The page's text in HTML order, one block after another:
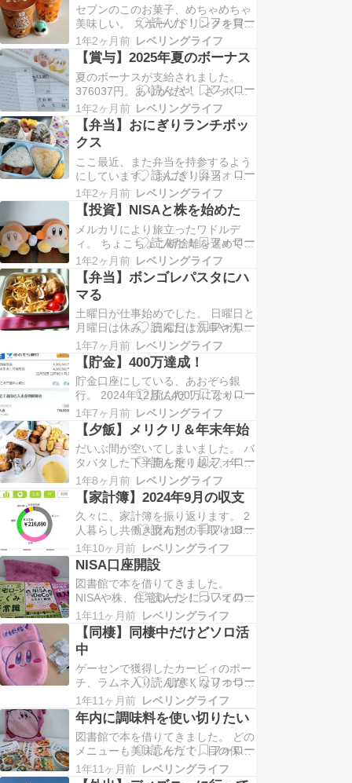
食べてリフレッシュしています。 さ
て。 6月に平屋を建てるぞ！と決意
してからおよそ一ヶ月が経ちまし
た。 土地の買付…
セブンのこのお菓子、めちゃめちゃ
美味しい。 スポーツドリンクを買う
ついでに手に取りがち。 梅雨はどこ
に行ってしまったんだろう。毎日暑
すぎて、クーラー解禁です。 さて。
最近とてもマイホーム欲がふつふつ
とわき上がっています。 もともと、
マイホームは欲しいけど、住宅ロー
ンや固定資産…
1年2ヶ月前 レベリングライフ
【賞与】2025年夏のボーナス
夏のボーナスが支給されました。
376037円。ありがたや。 ざっくり
と使い道を考えました。 250000円
を貯金。そのうち20万はあおぞら銀
行で現金貯金。5万はNISA口座に入
れて、オルカンを購入か株を買うか
したい。気持ち的には株かな。
30000円をふるさと納税。ふるさと
納…
1年2ヶ月前 レベリングライフ
【弁当】おにぎりランチボッ
クス
ここ最近、また弁当を持参するよう
にしています。 おにぎり弁当。 中
身は、昆布、ゆかり、鮭フレーク、
わかめごはん、おかか。 おかずは、
卵焼き、ウインナー、ミートボー
ル、冷凍からあげ、ブロッコリー、
かぼちゃ。 これらをメインに、試行
錯誤詰めています。 白いランチボッ
クスはダイソーで…
1年2ヶ月前 レベリングライフ
【投資】NISAと株を始めた
メルカリにより旅立ったワドルデ
ィ。 ちょこちょこ断捨離を進めてい
ます。 そして、ついに、開始。
2024年秋に松井証券にて証券口座を
開設。そして2025年2月に、毎月3
万の積みたて設定でオルカンを購
入。 そして、NISA枠で株式投資も
デビュー。3月にすかいらーくの株
を100株購…
1年2ヶ月前 レベリングライフ
【弁当】ボンゴレパスタにハ
マる
土曜日が仕事始めでした。 日曜日と
月曜日は休み。日曜日は洗車や洗濯
や掃除をしました。月曜日は断捨離
したい。 2025年一発目の弁当。 ボ
ンゴレパスタ、冷凍唐揚げ、ミニト
マト。 最近いつにも増して、貝ブー
ムです。 回転寿司で一番好きなネタ
はつぶ貝、好きな味噌汁はあさり、
貝づくしの…
1年7ヶ月前 レベリングライフ
【貯金】400万達成！
貯金口座にしている、あおぞら銀
行。 2024年12月に400万になりま
した！いえい。 2024年は家計管理
がおろそかになり、5月からほとん
ど弁当を持参せず買い食いに走り、
10月からは家計簿すらつけない始
末。仕事やら何やら忙しかった背景
はあれど、いろいろ放棄していまし
た。 貯金も…
1年7ヶ月前 レベリングライフ
【夕飯】メリクリ＆年末年始
だいぶ間が空いてしまいました。 バ
タバタした下半期を乗り越え、年末
年始の休暇中です。お疲れ自分。 ク
リスマスディナー。 スーパーのロー
ストチキン、バゲット各種、コーン
スープ、レンチンポテト。 ケーキは
年明け2月に彼氏の誕生日に食べれ
ばよし。 さて、今年目標にしていた
NISAです…
1年8ヶ月前 レベリングライフ
【家計簿】2024年9月の収支
久々に、家計簿を振り返ります。 2
人暮らし共働き財布別の手取り18万
の埼玉県民、家賃と光熱費と食費と
日用品は、合計金額÷2したものを彼
氏から徴収しています。だいたい月
7万〜8万ほど。 通信費や医療費や
車費用は、それぞれ個人で支払いし
ています。貯金もお互いノータッ
チ。そんな私たち…
1年10ヶ月前 レベリングライフ
NISA口座開設
図書館で本を借りてきました。
NISAや株、住宅ローンについての知
識をレベル上げしていきたい。 松井
証券で、NISAの口座を作成しまし
た。 あとは口座に入金して、何を買
うかを選んで、運用していくのみ。
ドキドキします。 株価や市場の状況
は正直よく分かりません。買い時の
時があるんだ…
1年11ヶ月前 レベリングライフ
【同棲】同棲中だけどソロ活
中
ゲーセンで獲得したカービィのポー
チ、ラムネ入り。 肌寒くなりつつあ
るので、もこもこ素材に衣替えもア
リかもしれない。 ただいま、カラオ
ケ行って、温泉入って、まったりし
ています。 仕事終わりのソロ活中。
このあと、何か食べて、買い物して
帰ります。 彼氏の仕事が激務期間で
1年11ヶ月前 レベリングライフ
年内に調味料を使い切りたい
図書館で本を借りてきました。 どの
メニューも美味しそうで、目の保
養。 今日の夕飯は、ごはん、コンソ
メスープ、ささみのマヨポン炒め、
1年11ヶ月前 レベリングライフ